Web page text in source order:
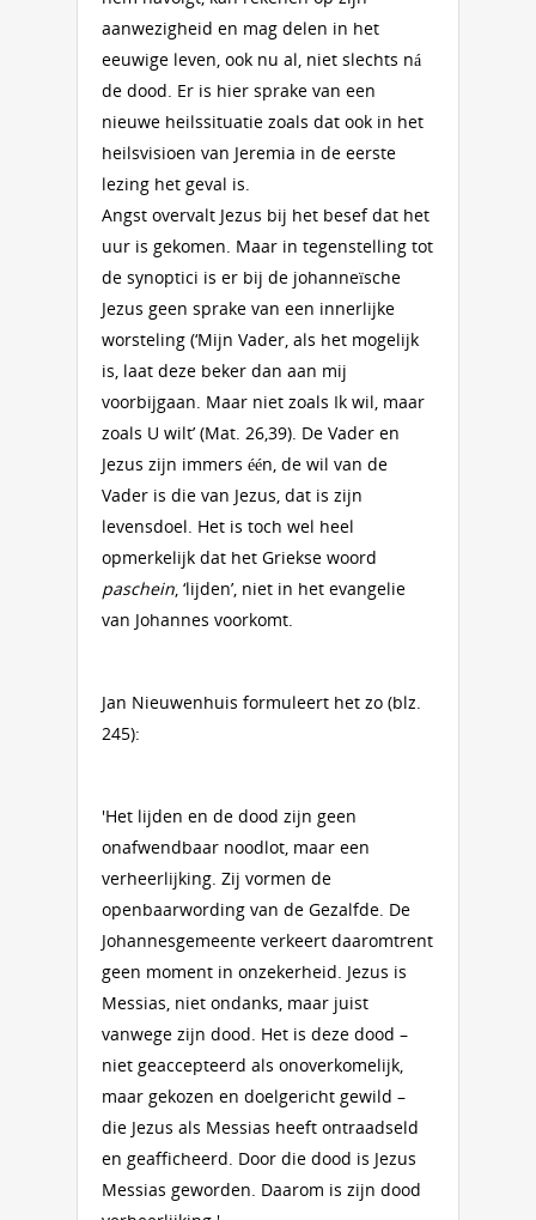
aanwezigheid en mag delen in het
eeuwige leven, ook nu al, niet slechts ná
de dood. Er is hier sprake van een
nieuwe heilssituatie zoals dat ook in het
heilsvisioen van Jeremia in de eerste
lezing het geval is.
Angst overvalt Jezus bij het besef dat het
uur is gekomen. Maar in tegenstelling tot
de synoptici is er bij de johanneïsche
Jezus geen sprake van een innerlijke
worsteling (‘Mijn Vader, als het mogelijk
is, laat deze beker dan aan mij
voorbijgaan. Maar niet zoals Ik wil, maar
zoals U wilt’ (Mat. 26,39). De Vader en
Jezus zijn immers één, de wil van de
Vader is die van Jezus, dat is zijn
levensdoel. Het is toch wel heel
opmerkelijk dat het Griekse woord
paschein, ‘lijden’, niet in het evangelie
van Johannes voorkomt.
Jan Nieuwenhuis formuleert het zo (blz.
245):
'Het lijden en de dood zijn geen
onafwendbaar noodlot, maar een
verheerlijking. Zij vormen de
openbaarwording van de Gezalfde. De
Johannesgemeente verkeert daaromtrent
geen moment in onzekerheid. Jezus is
Messias, niet ondanks, maar juist
vanwege zijn dood. Het is deze dood –
niet geaccepteerd als onoverkomelijk,
maar gekozen en doelgericht gewild –
die Jezus als Messias heeft ontraadseld
en geafficheerd. Door die dood is Jezus
Messias geworden. Daarom is zijn dood